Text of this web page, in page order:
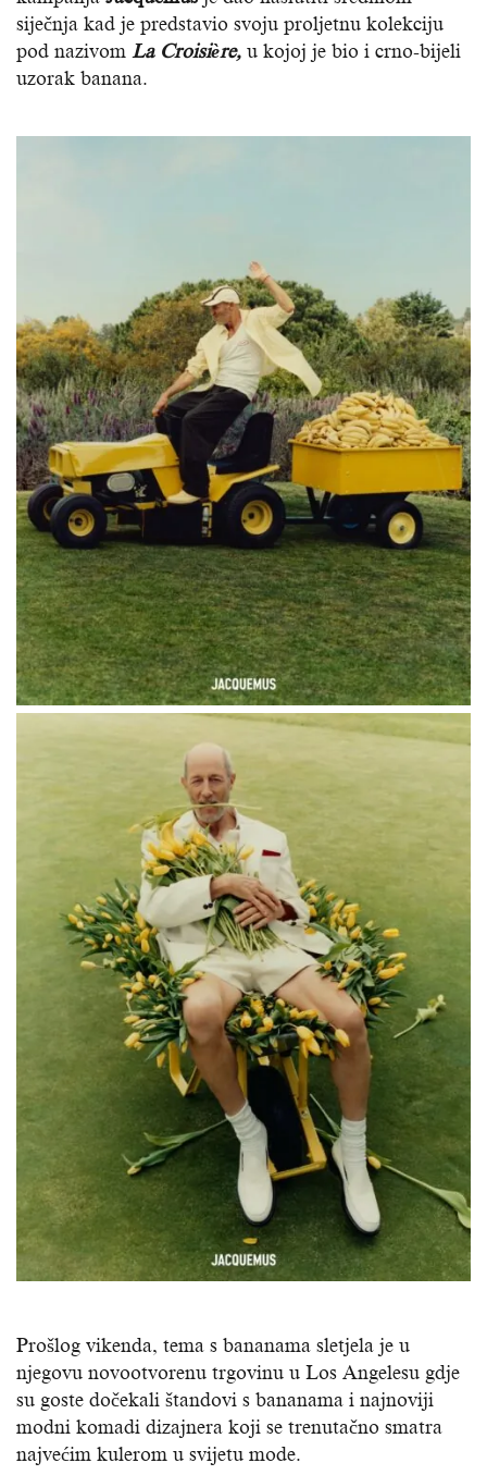
siječnja kad je predstavio svoju proljetnu kolekciju
pod nazivom La Croisière, u kojoj je bio i crno-bijeli
uzorak banana.
Prošlog vikenda, tema s bananama sletjela je u
njegovu novootvorenu trgovinu u Los Angelesu gdje
su goste dočekali štandovi s bananama i najnoviji
modni komadi dizajnera koji se trenutačno smatra
najvećim kulerom u svijetu mode.